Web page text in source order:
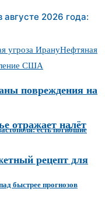
2026 года:
угроза ИрануНефтяная
США
повреждения на
отражает налёт
рецепт для
есть погибшие
быстрее прогнозов